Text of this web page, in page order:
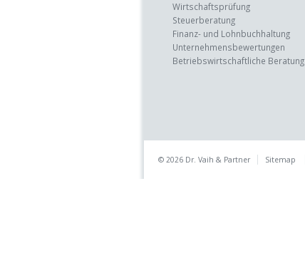
Wirtschaftsprüfung
Steuerberatung
Finanz- und Lohnbuchhaltung
Unternehmens­bewertungen
Betriebswirtschaft­liche Beratung
© 2026 Dr. Vaih & Partner Sitemap